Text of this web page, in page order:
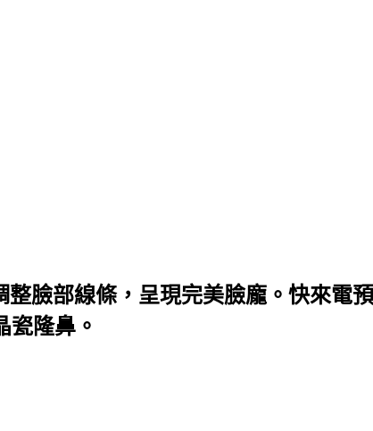
臉部線條，呈現完美臉龐。快來電
瓷隆鼻。